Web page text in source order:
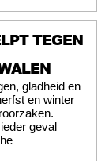
TEGEN
gladheid en
en winter
geval